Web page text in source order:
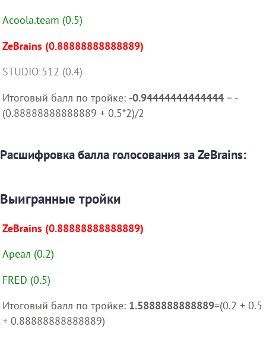
Acoola.team (0.5)
ZeBrains (0.88888888888889)
STUDIO 512 (0.4)
Итоговый балл по тройке: -0.94444444444444 = -
(0.88888888888889 + 0.5*2)/2
Расшифровка балла голосования за ZeBrains:
Выигранные тройки
ZeBrains (0.88888888888889)
Ареал (0.2)
FRED (0.5)
Итоговый балл по тройке: 1.5888888888889=(0.2 + 0.5
+ 0.88888888888889)